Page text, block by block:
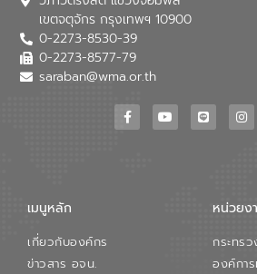
การองค์การจั
เพื่อสนับสนุน
ขณะที่ นายบ
สมดุลทางเศ
ภาคเอกชนใ
องค์การจัดก
เขตจตุจักร กรุงเทพฯ 10900
0-2273-8530-39
0-2273-8577-79
saraban@wma.or.th
เมนูหลัก
เกี่ยวกับองค์กร
ข่าวสาร อจน.
หน่วยง
กระทร
องค์กา